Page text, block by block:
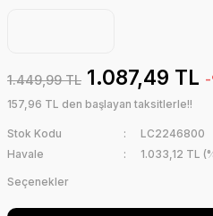
1.449,99 TL 1.087,49 TL -
157,96 TL den başlayan taksitlerle!!
Stok Kodu
LC2246800
Havale
1.033,12 TL
Seçenekler